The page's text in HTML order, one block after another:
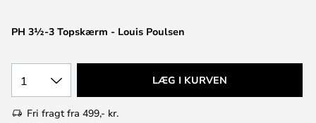
PH 3½-3 Topskærm - Louis Poulsen
1 LÆG I KURVEN
Fri fragt fra 499,- kr.